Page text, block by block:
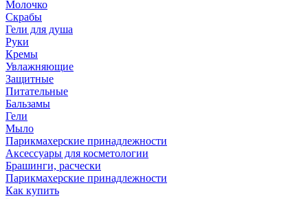
Молочко
Скрабы
Гели для душа
Руки
Кремы
Увлажняющие
Защитные
Питательные
Бальзамы
Гели
Мыло
Парикмахерские принадлежности
Аксессуары для косметологии
Брашинги, расчески
Парикмахерские принадлежности
Как купить